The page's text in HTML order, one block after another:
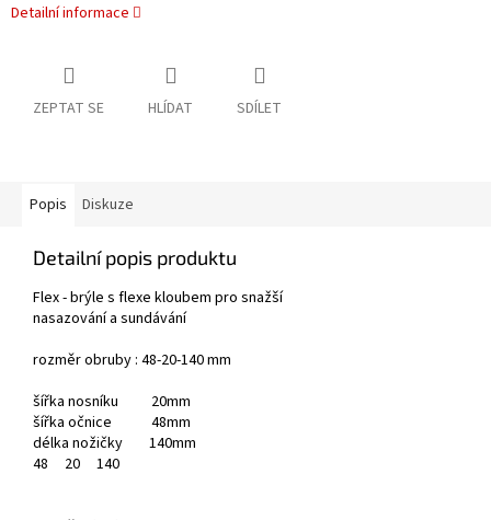
Detailní informace
ZEPTAT SE HLÍDAT SDÍLET
Popis Diskuze
Detailní popis produktu
Flex - brýle s flexe kloubem pro snažší
nasazování a sundávání
rozměr obruby : 48-20-140 mm
šířka nosníku 20mm
šířka očnice 48mm
délka nožičky 140mm
48
20 140